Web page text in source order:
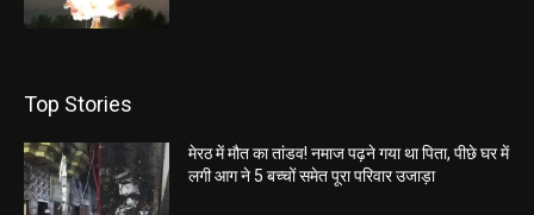
Top Stories
मेरठ में मौत का तांडव! नमाज पढ़ने गया था पिता, पीछे घर में
लगी आग ने 5 बच्चों समेत पूरा परिवार उजाड़ा